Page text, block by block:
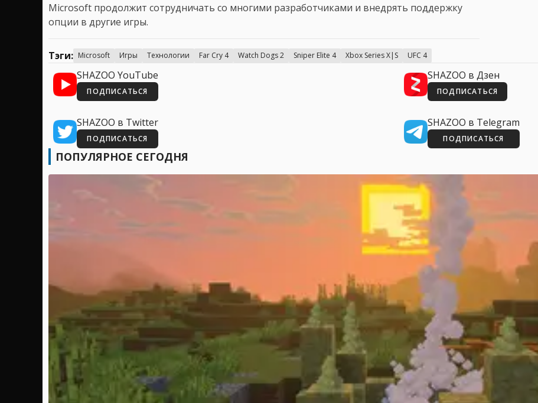
Microsoft продолжит сотрудничать со многими разработчиками и внедрять поддержку
опции в другие игры.
Тэги: Microsoft Игры Технологии Far Cry 4 Watch Dogs 2 Sniper Elite 4 Xbox Series X|S UFC 4
SHAZOO YouTube
ПОДПИСАТЬСЯ
SHAZOO в Дзен
ПОДПИСАТЬСЯ
SHAZOO в Twitter
ПОДПИСАТЬСЯ
SHAZOO в Telegram
ПОДПИСАТЬСЯ
ПОПУЛЯРНОЕ СЕГОДНЯ